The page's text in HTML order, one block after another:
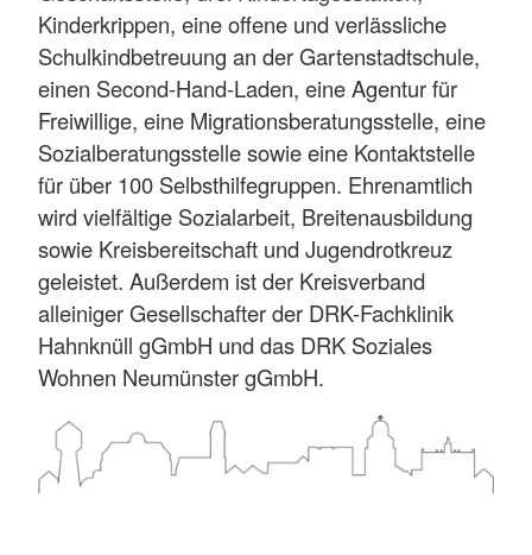
Kinderkrippen, eine offene und verlässliche
Schulkindbetreuung an der Gartenstadtschule,
einen Second-Hand-Laden, eine Agentur für
Freiwillige, eine Migrationsberatungsstelle, eine
Sozialberatungsstelle sowie eine Kontaktstelle
für über 100 Selbsthilfegruppen. Ehrenamtlich
wird vielfältige Sozialarbeit, Breitenausbildung
sowie Kreisbereitschaft und Jugendrotkreuz
geleistet. Außerdem ist der Kreisverband
alleiniger Gesellschafter der DRK-Fachklinik
Hahnknüll gGmbH und das DRK Soziales
Wohnen Neumünster gGmbH.